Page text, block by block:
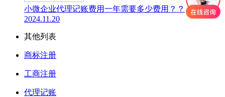
小微企业代理记账费用一年需要多少费用？？
2024.11.20
其他列表
商标注册
工商注册
代理记账